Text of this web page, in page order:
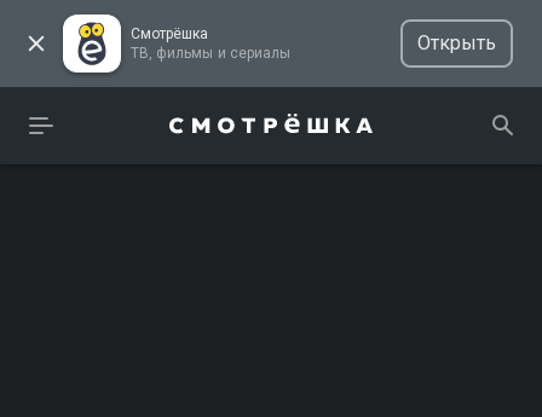
Смотрёшка
ТВ, фильмы и сериалы
Открыть